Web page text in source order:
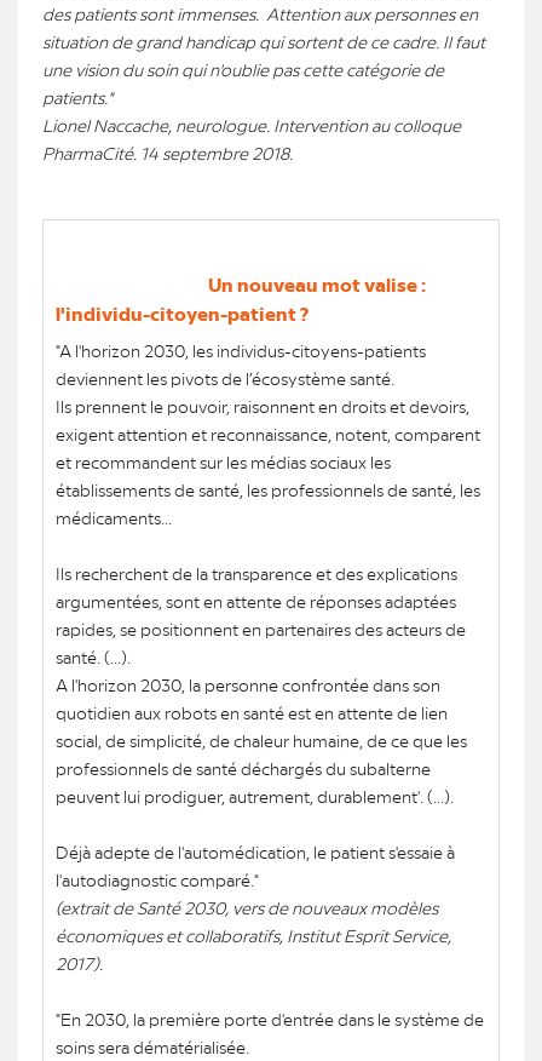
des patients sont immenses. Attention aux personnes en
situation de grand handicap qui sortent de ce cadre. Il faut
une vision du soin qui n'oublie pas cette catégorie de
patients."
Lionel Naccache, neurologue. Intervention au colloque
PharmaCité. 14 septembre 2018.
Un nouveau mot valise :
l'individu-citoyen-patient ?
"A l'horizon 2030, les individus-citoyens-patients
deviennent les pivots de l’écosystème santé.
Ils prennent le pouvoir, raisonnent en droits et devoirs,
exigent attention et reconnaissance, notent, comparent
et recommandent sur les médias sociaux les
établissements de santé, les professionnels de santé, les
médicaments...
Ils recherchent de la transparence et des explications
argumentées, sont en attente de réponses adaptées
rapides, se positionnent en partenaires des acteurs de
santé. (...).
A l'horizon 2030, la personne confrontée dans son
quotidien aux robots en santé est en attente de lien
social, de simplicité, de chaleur humaine, de ce que les
professionnels de santé déchargés du subalterne
peuvent lui prodiguer, autrement, durablement'. (...).
Déjà adepte de l'automédication, le patient s'essaie à
l'autodiagnostic comparé."
(extrait de Santé 2030, vers de nouveaux modèles
économiques et collaboratifs, Institut Esprit Service,
2017).
"En 2030, la première porte d'entrée dans le système de
soins sera dématérialisée.